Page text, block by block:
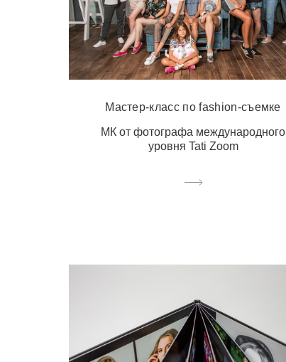
Мастер-класс по fashion-съемке
МК от фотографа международного
уровня Tati Zoom